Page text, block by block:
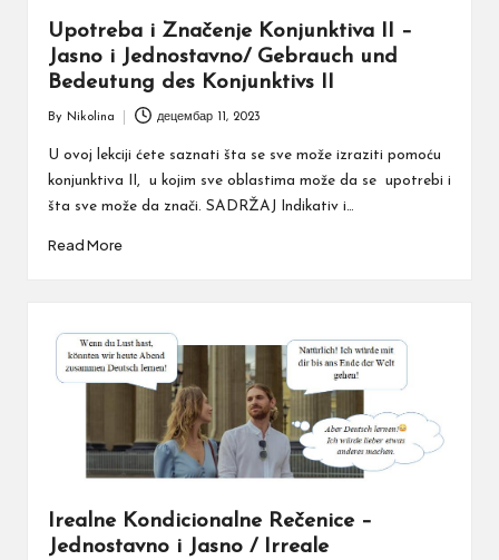
Upotreba i Značenje Konjunktiva II –
Jasno i Jednostavno/ Gebrauch und
Bedeutung des Konjunktivs II
by
By Nikolina децембар 11, 2023
U ovoj lekciji ćete saznati šta se sve može izraziti pomoću
konjunktiva II, u kojim sve oblastima može da se upotrebi i
šta sve može da znači. SADRŽAJ Indikativ i…
Read More
Irealne Kondicionalne Rečenice –
Jednostavno i Jasno / Irreale